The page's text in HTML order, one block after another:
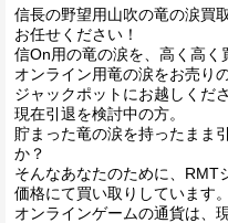
信長の野望用山吹の竜の涙買
お任せください！
信On用の竜の涙を、高く高
オンライン用竜の涙をお売り
ジャックポットにお越しくださ
現在引退を検討中の方。
貯まった竜の涙を持ったまま
か？
そんなあなたのために、RMT
価格にて買い取りしています。
オンラインゲームの通貨は、